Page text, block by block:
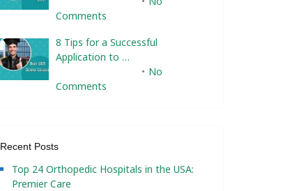
Comments
8 Tips for a Successful
Application to …
No
Comments
Recent Posts
Top 24 Orthopedic Hospitals in the USA:
Premier Care